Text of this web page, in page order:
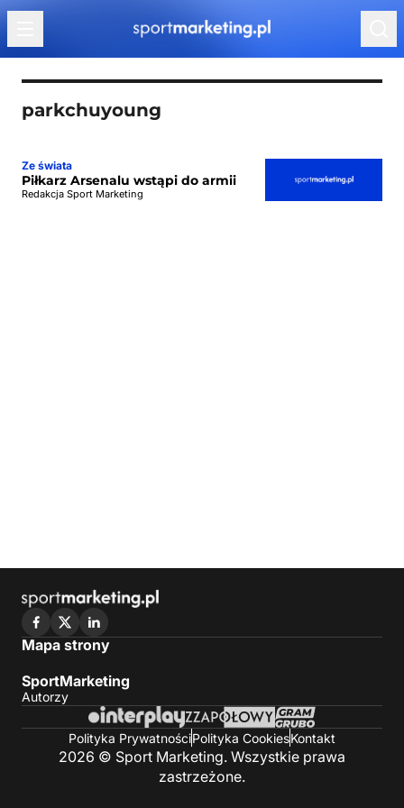
Przejdź do treści
parkchuyoung
Ze świata
Piłkarz Arsenalu wstąpi do armii
Redakcja Sport Marketing
Mapa strony
SportMarketing
Autorzy
Polityka PrywatnościPolityka CookiesKontakt
2026 © Sport Marketing. Wszystkie prawa
zastrzeżone.